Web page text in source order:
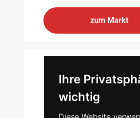
Ihre
wichtig
zum Markt
SCHWERIN